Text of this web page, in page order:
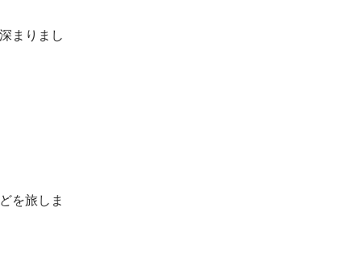
まりまし
を旅しま